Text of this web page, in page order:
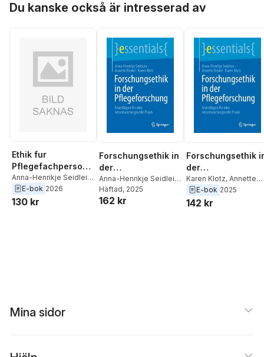
Du kanske också är intresserad av
Ethik fur
Pflegefachpersone
n
Anna-Henrikje Seidlein ,
Karen Klotz,Annette
Riedel
E-bok 2026
130 kr
Forschungsethik in
der
Pflegeforschung
Anna-Henrikje Seidlein ,
Annette Riedel
Klotz
Häftad, 2025
162 kr
Forschungsethik
der
Pflegeforschung
Karen Klotz, Annette
Riedel,Anna-Henrikje
Seidlein
E-bok 2025
142 kr
Mina sidor